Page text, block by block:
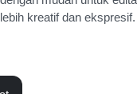
lebih kreatif dan ekspresif.